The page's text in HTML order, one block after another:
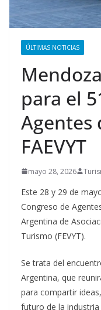
ÚLTIMAS NOTICIAS
para el
Agentes
FAEVYT
mayo 28, 2026
Este 28 y 29 de
Congreso de
Argentina de
Turismo (FEVYT).
Se trata del
Argentina, que
para compartir
futuro de la industria